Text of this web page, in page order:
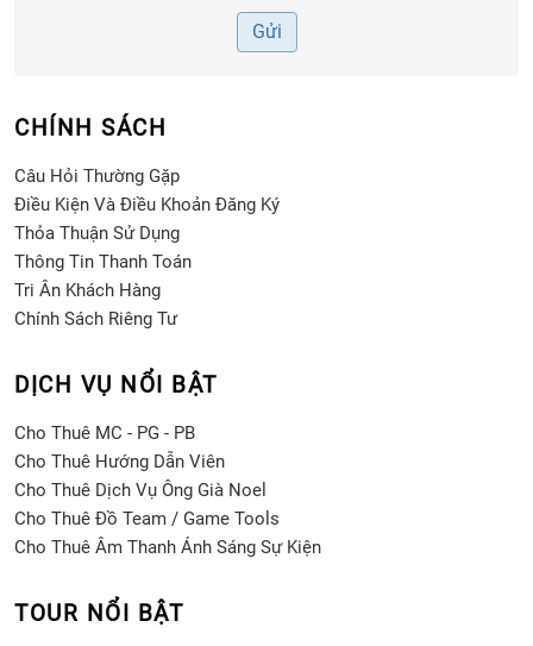
Gửi
CHÍNH SÁCH
Câu Hỏi Thường Gặp
Điều Kiện Và Điều Khoản Đăng Ký
Thỏa Thuận Sử Dụng
Thông Tin Thanh Toán
Tri Ân Khách Hàng
Chính Sách Riêng Tư
DỊCH VỤ NỔI BẬT
Cho Thuê MC - PG - PB
Cho Thuê Hướng Dẫn Viên
Cho Thuê Dịch Vụ Ông Già Noel
Cho Thuê Đồ Team / Game Tools
Cho Thuê Âm Thanh Ánh Sáng Sự Kiện
TOUR NỔI BẬT